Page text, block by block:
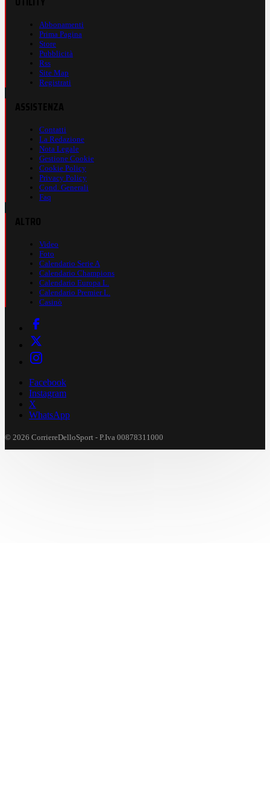
Abbonamenti
Prima Pagina
Store
Pubblicità
Rss
Site Map
Registrati
Contatti
La Redazione
Nota Legale
Gestione Cookie
Cookie Policy
Privacy Policy
Cond. Generali
Faq
Video
Foto
Calendario Serie A
Calendario Champions
Calendario Europa L.
Calendario Premier L.
Casinò
Facebook
Instagram
X
WhatsApp
© 2026 CorriereDelloSport - P.Iva 00878311000